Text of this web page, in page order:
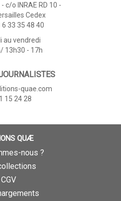
c/o INRAE RD 10 -
Cedex
33 35 48 40
au vendredi
13h30 - 17h
quae.com
15 24 28
QUÆ
nous ?
CGV